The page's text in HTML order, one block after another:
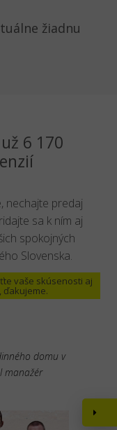
žiadnu
6 170
nechajte predaj
sa k ním aj
spokojných
Slovenska.
vaše skúsenosti aj
, ďakujeme.
domu v
manažér